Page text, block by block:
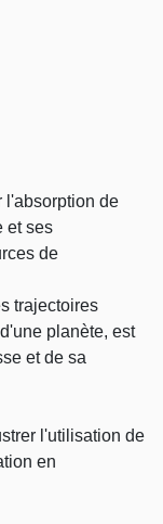
l'absorption de
et ses
de
trajectoires
planète, est
et de sa
l'utilisation de
en